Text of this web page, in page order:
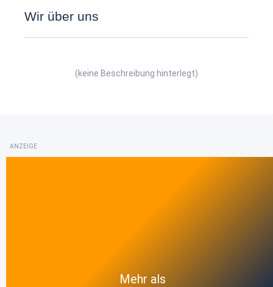
Wir über uns
(keine Beschreibung hinterlegt)
ANZEIGE
Mehr als